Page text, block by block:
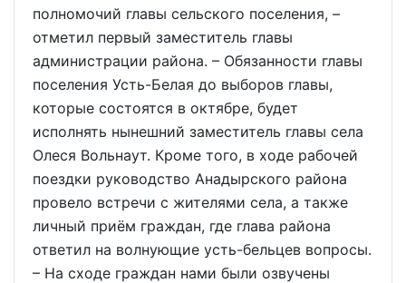
полномочий главы сельского поселения, –
отметил первый заместитель главы
администрации района. – Обязанности главы
поселения Усть-Белая до выборов главы,
которые состоятся в октябре, будет
исполнять нынешний заместитель главы села
Олеся Вольнаут. Кроме того, в ходе рабочей
поездки руководство Анадырского района
провело встречи с жителями села, а также
личный приём граждан, где глава района
ответил на волнующие усть-бельцев вопросы.
– На сходе граждан нами были озвучены